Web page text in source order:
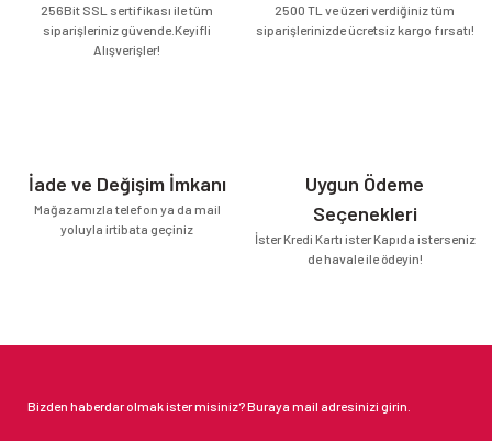
256Bit SSL sertifikası ile tüm
siparişleriniz güvende.Keyifli
Alışverişler!
2500 TL ve üzeri verdiğiniz tüm
siparişlerinizde ücretsiz kargo fırsatı!
İade ve Değişim İmkanı
Mağazamızla telefon ya da mail
yoluyla irtibata geçiniz
Uygun Ödeme
Seçenekleri
İster Kredi Kartı ister Kapıda isterseniz
de havale ile ödeyin!